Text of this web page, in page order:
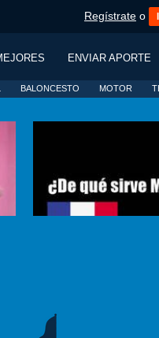
Regístrate o
ENVIAR APORTE
BALONCESTO MOTOR